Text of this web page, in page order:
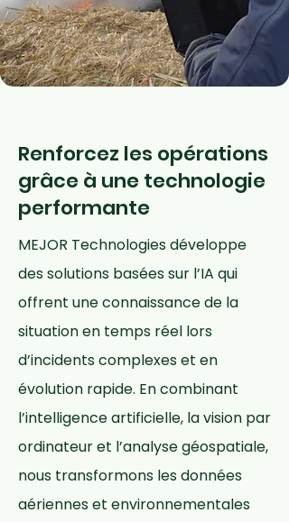
Renforcez les opérations
grâce à une technologie
performante
MEJOR Technologies développe
des solutions basées sur l’IA qui
offrent une connaissance de la
situation en temps réel lors
d’incidents complexes et en
évolution rapide. En combinant
l’intelligence artificielle, la vision par
ordinateur et l’analyse géospatiale,
nous transformons les données
aériennes et environnementales